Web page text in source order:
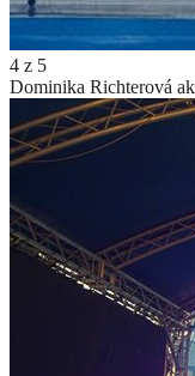
4 z 5
Dominika Richterová